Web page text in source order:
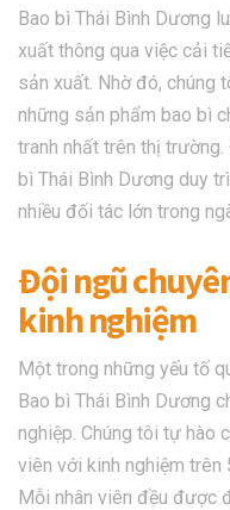
Bao bì Thái Bình Dương
xuất thông qua việc cải
sản xuất. Nhờ đó, chúng
những sản phẩm bao bì
tranh nhất trên thị
bì Thái Bình Dương duy
nhiều đối tác lớn trong
Đội ngũ
kinh nghiệm
Một trong những yếu tố
Bao bì Thái Bình Dương
nghiệp. Chúng tôi tự hào
viên với kinh nghiệm trên
Mỗi nhân viên đều được